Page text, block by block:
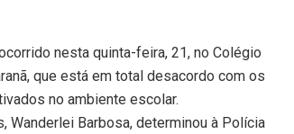
nesta quinta-feira, 21, no Colégio
que está em total desacordo com os
no ambiente escolar.
Wanderlei Barbosa, determinou à Polícia